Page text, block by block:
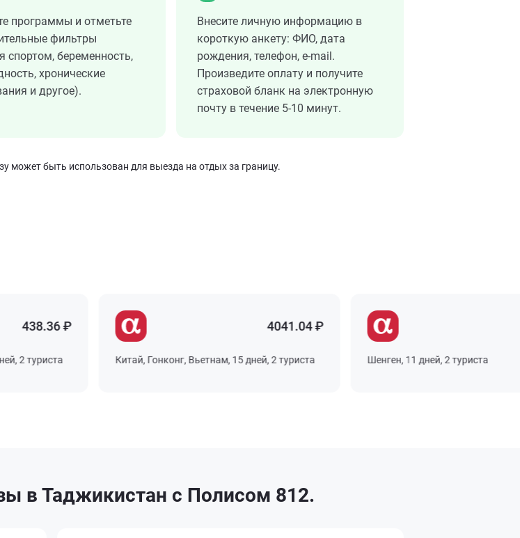
программы и отметьте
фильтры
спортом, беременность,
хронические
и другое).
Внесите личную информацию в
короткую анкету: ФИО, дата
рождения, телефон, e-mail.
Произведите оплату и получите
страховой бланк на электронную
почту в течение 5-10 минут.
может быть использован для выезда на отдых за границу.
438.36 ₽
2 туриста
4041.04 ₽
Китай, Гонконг, Вьетнам, 15 дней, 2 туриста Шенген, 11 дней, 2 туриста
в Таджикистан с Полисом 812.